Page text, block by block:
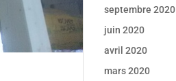
septembre 2020
juin 2020
avril 2020
mars 2020